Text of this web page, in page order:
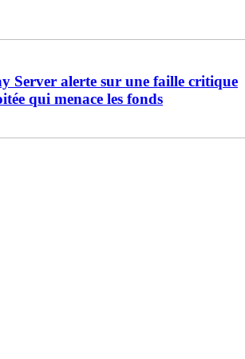
Server alerte sur une faille critique
qui menace les fonds